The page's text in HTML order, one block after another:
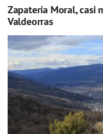
Zapatería Moral, casi
Valdeorras